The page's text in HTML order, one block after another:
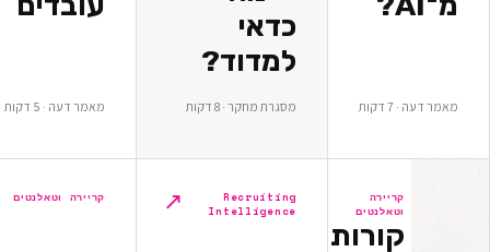
כדאי
למדוד?
מסגרת מחקר · 8 דקות מאמר דעה · 5 דקות
Recruiting
Intelligence
↗ קריירה וטאלנטים ↗